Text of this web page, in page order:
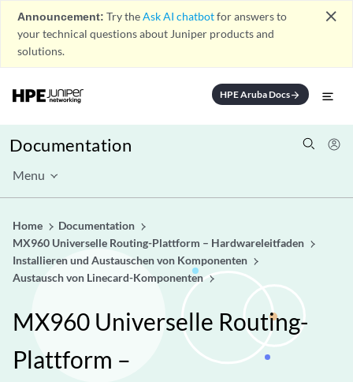
Announcement: Try theAsk AI chatbotfor answers to
your technical questions about Juniper products and
solutions.
close
HPE Aruba Docsarrow_forward
Documentation
Menu
Home
Documentation
MX960 Universelle Routing-Plattform – Hardwareleitfaden
Installieren und Austauschen von Komponenten
Austausch von Linecard-Komponenten
MX960 Universelle Routing-
Plattform –